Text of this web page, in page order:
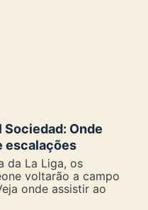
Onde
escalações
da La Liga, os
voltarão a campo
onde assistir ao